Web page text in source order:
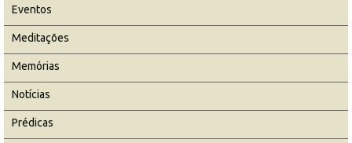
Eventos
Meditações
Memórias
Notícias
Prédicas